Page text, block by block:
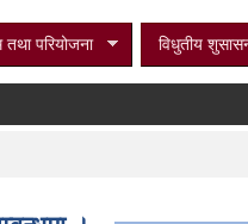
तथा परियोजना विधुतीय